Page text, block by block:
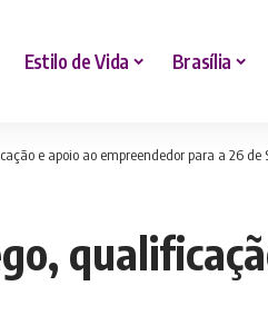
Estilo de Vida Brasília
e apoio ao empreendedor para a 26 de